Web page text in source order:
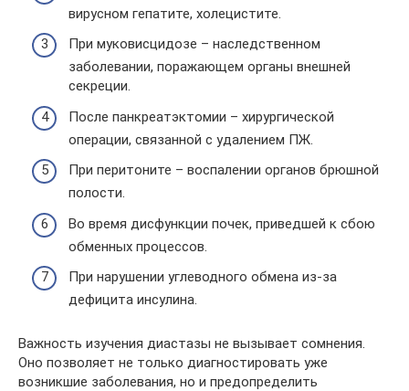
вирусном гепатите, холецистите.
При муковисцидозе – наследственном
заболевании, поражающем органы внешней
секреции.
После панкреатэктомии – хирургической
операции, связанной с удалением ПЖ.
При перитоните – воспалении органов брюшной
полости.
Во время дисфункции почек, приведшей к сбою
обменных процессов.
При нарушении углеводного обмена из-за
дефицита инсулина.
Важность изучения диастазы не вызывает сомнения.
Оно позволяет не только диагностировать уже
возникшие заболевания, но и предопределить